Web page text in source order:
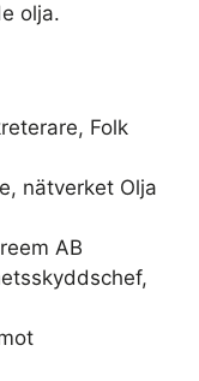
olja.
Folk
nätverket Olja
AB